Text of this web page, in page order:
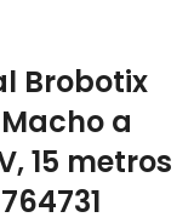
Brobotix
a
15 metros